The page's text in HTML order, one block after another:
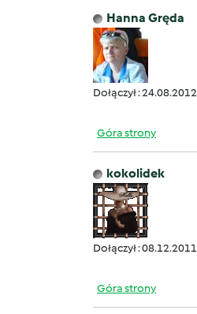
Hanna Gręda
Dołączył : 24.08.2012
Góra strony
kokolidek
Dołączył : 08.12.2011
Góra strony